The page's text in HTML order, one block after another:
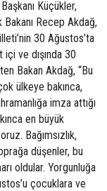
Küçükler,
Bakanı Recep Akdağ,
30 Ağustos’ta
ve dışında 30
Bakan Akdağ, “Bu
ülkeye bakınca,
imza attığı
en büyük
Bağımsızlık,
düşenler, bu
oldular. Yorgunluğa
çocuklara ve